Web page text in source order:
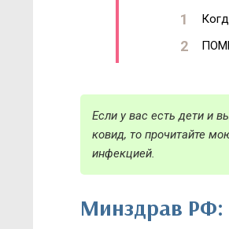
Если у вас есть дети и
ковид, то прочитайте
инфекцией.
Минздрав РФ: